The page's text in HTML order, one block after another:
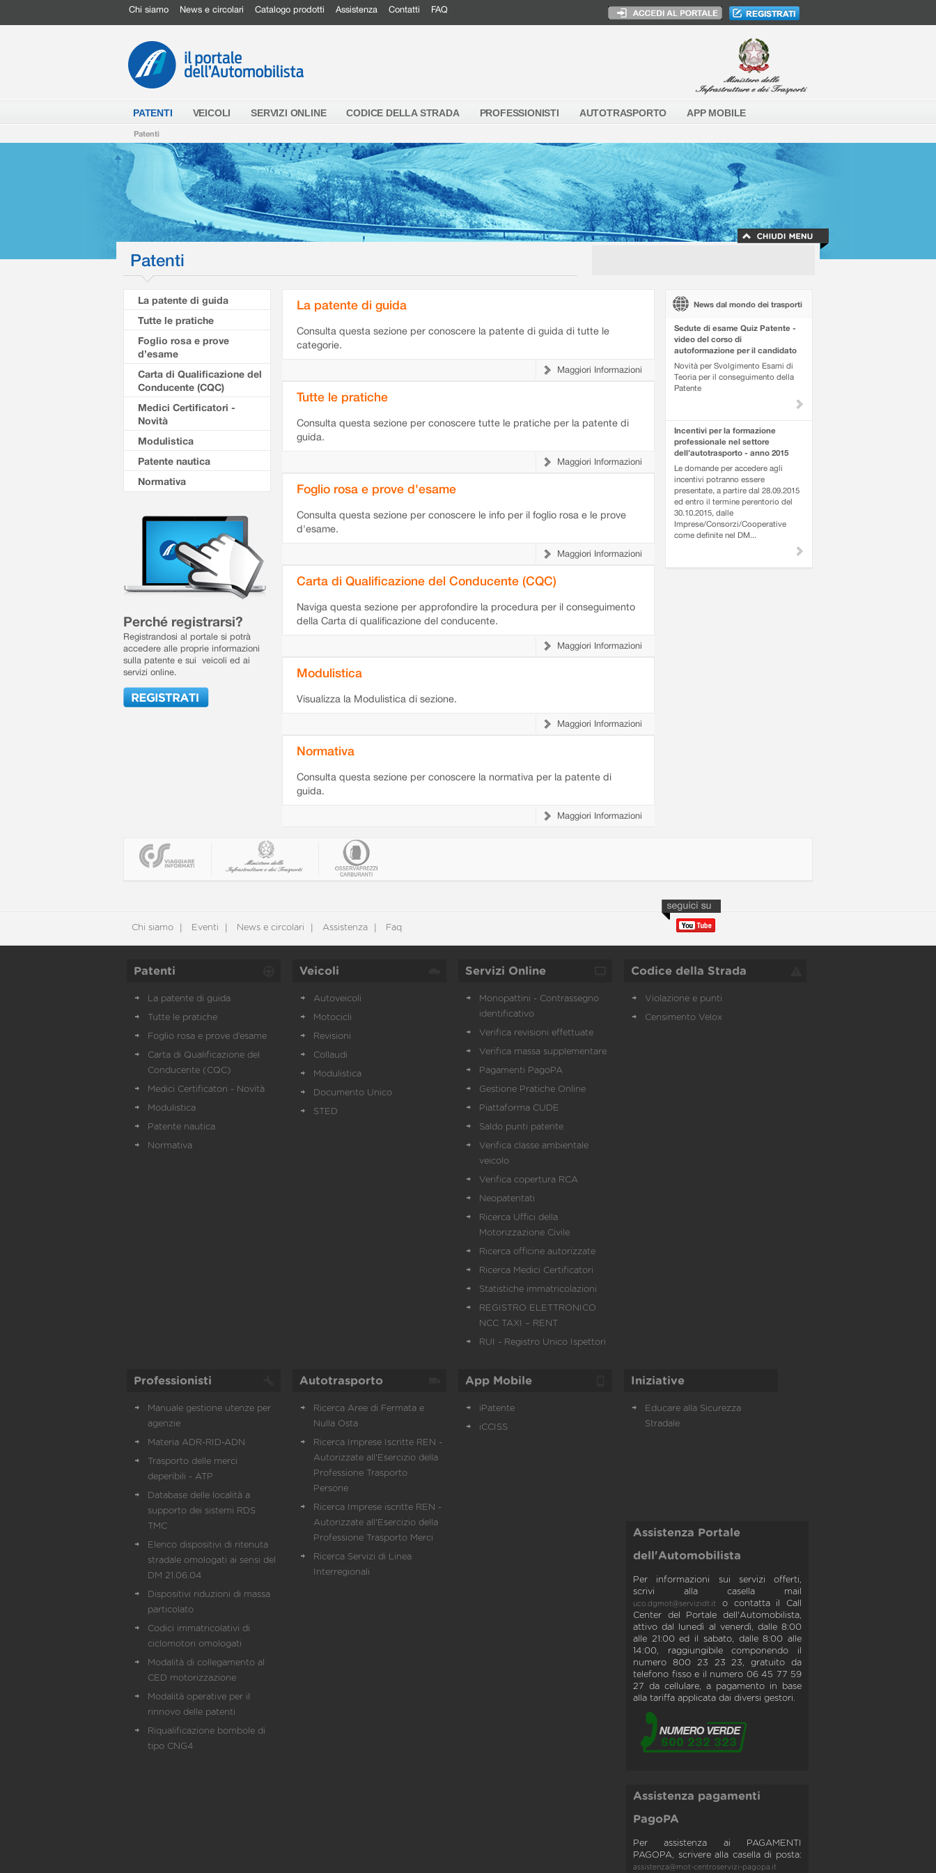
Chi siamo News e circolari Catalogo prodotti Assistenza Contatti FAQ
PATENTI VEICOLI SERVIZI ONLINE CODICE DELLA STRADA PROFESSIONISTI AUTOTRASPORTO APP MOBILE
Patenti
Patenti
La patente di guida
Tutte le pratiche
Foglio rosa e prove
d’esame
Carta di Qualificazione del
Conducente (CQC)
Medici Certificatori -
Novità
Modulistica
Patente nautica
Normativa
Perché registrarsi?
Registrandosi al portale si potrà
accedere alle proprie informazioni
sulla patente e sui veicoli ed ai
servizi online.
La patente di guida
Consulta questa sezione per conoscere la patente di guida di tutte le
categorie.
Maggiori Informazioni
Tutte le pratiche
Consulta questa sezione per conoscere tutte le pratiche per la patente di
guida.
Maggiori Informazioni
Foglio rosa e prove d'esame
Consulta questa sezione per conoscere le info per il foglio rosa e le prove
d'esame.
Maggiori Informazioni
Carta di Qualificazione del Conducente (CQC)
Naviga questa sezione per approfondire la procedura per il conseguimento
della Carta di qualificazione del conducente.
Maggiori Informazioni
Modulistica
Visualizza la Modulistica di sezione.
Maggiori Informazioni
Normativa
Consulta questa sezione per conoscere la normativa per la patente di
guida.
Maggiori Informazioni
News dal mondo dei trasporti
Sedute di esame Quiz Patente -
video del corso di
autoformazione per il candidato
Novità per Svolgimento Esami di
Teoria per il conseguimento della
Patente
Incentivi per la formazione
professionale nel settore
dell’autotrasporto - anno 2015
Le domande per accedere agli
incentivi potranno essere
presentate, a partire dal 28.09.2015
ed entro il termine perentorio del
30.10.2015, dalle
Imprese/Consorzi/Cooperative
come definite nel DM...
Chi siamo Eventi News e circolari Assistenza Faq
Patenti
La patente di guida
Tutte le pratiche
Foglio rosa e prove d’esame
Carta di Qualificazione del
Conducente (CQC)
Medici Certificatori - Novità
Modulistica
Patente nautica
Normativa
Veicoli
Autoveicoli
Motocicli
Revisioni
Collaudi
Modulistica
Documento Unico
STED
Servizi Online
Monopattini - Contrassegno
identificativo
Verifica revisioni effettuate
Verifica massa supplementare
Pagamenti PagoPA
Gestione Pratiche Online
Piattaforma CUDE
Saldo punti patente
Verifica classe ambientale
veicolo
Verifica copertura RCA
Neopatentati
Ricerca Uffici della
Motorizzazione Civile
Ricerca officine autorizzate
Ricerca Medici Certificatori
Statistiche immatricolazioni
REGISTRO ELETTRONICO
NCC TAXI – RENT
RUI - Registro Unico Ispettori
Codice della Strada
Violazione e punti
Censimento Velox
Professionisti
Manuale gestione utenze per
agenzie
Materia ADR-RID-ADN
Trasporto delle merci
deperibili - ATP
Database delle località a
supporto dei sistemi RDS
TMC
Elenco dispositivi di ritenuta
stradale omologati ai sensi del
DM 21.06.04
Dispositivi riduzioni di massa
particolato
Codici immatricolativi di
ciclomotori omologati
Modalità di collegamento al
CED motorizzazione
Modalità operative per il
rinnovo delle patenti
Riqualificazione bombole di
tipo CNG4
Autotrasporto
Ricerca Aree di Fermata e
Nulla Osta
Ricerca Imprese Iscritte REN -
Autorizzate all'Esercizio della
Professione Trasporto
Persone
Ricerca Imprese iscritte REN -
Autorizzate all'Esercizio della
Professione Trasporto Merci
Ricerca Servizi di Linea
Interregionali
App Mobile
iPatente
iCCISS
Iniziative
Educare alla Sicurezza
Stradale
Assistenza Portale
dell'Automobilista
Per informazioni sui servizi offerti,
scrivi alla casella mail
uco.dgmot@servizidt.it
o contatta il Call
Center del Portale dell'Automobilista,
attivo dal lunedì al venerdì, dalle 8:00
alle 21:00 ed il sabato, dalle 8:00 alle
14:00, raggiungibile componendo il
numero 800 23 23 23, gratuito da
telefono fisso e il numero 06 45 77 59
27 da cellulare, a pagamento in base
alla tariffa applicata dai diversi gestori.
Assistenza pagamenti
PagoPA
Per assistenza ai PAGAMENTI
PAGOPA, scrivere alla casella di posta:
assistenza@mot-centroservizi-pagopa.it